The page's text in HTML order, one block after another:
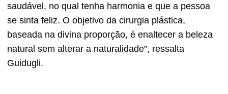
saudável, no qual tenha harmonia e que a pessoa
se sinta feliz. O objetivo da cirurgia plástica,
baseada na divina proporção, é enaltecer a beleza
natural sem alterar a naturalidade”, ressalta
Guidugli.